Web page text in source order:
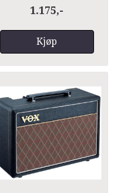
1.175,-
Kjøp